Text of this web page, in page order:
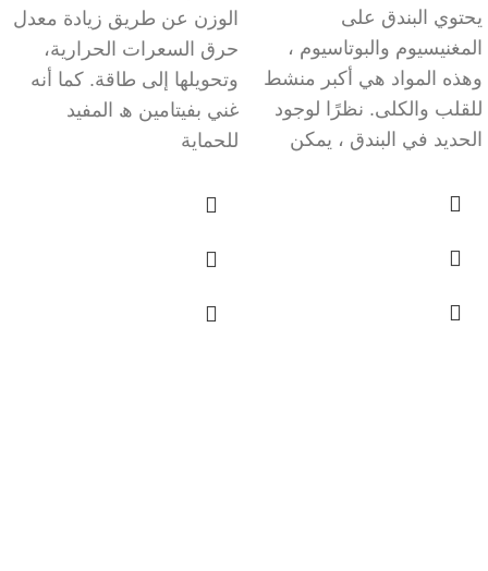
يحتوي البندق على
المغنيسيوم والبوتاسيوم ،
وهذه المواد هي أكبر منشط
للقلب والكلى. نظرًا لوجود
الحديد في البندق ، يمكن
الوزن عن طريق زيادة معدل
حرق السعرات الحرارية،
وتحويلها إلى طاقة. كما أنه
غني بفيتامين ھ المفيد
للحماية